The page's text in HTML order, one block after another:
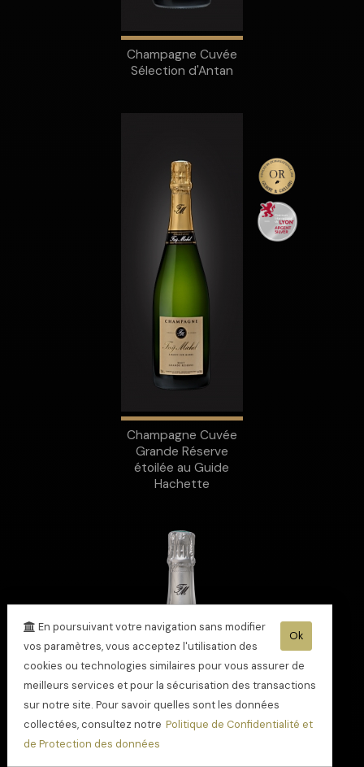
Champagne Cuvée
Sélection d'Antan
Champagne Cuvée
Grande Réserve
étoilée au Guide
Hachette
Ok
En poursuivant votre navigation sans modifier
vos paramètres, vous acceptez l'utilisation des
cookies ou technologies similaires pour vous assurer de
meilleurs services et pour la sécurisation des transactions
sur notre site. Pour savoir quelles sont les données
collectées, consultez notre Politique de Confidentialité et
de Protection des données